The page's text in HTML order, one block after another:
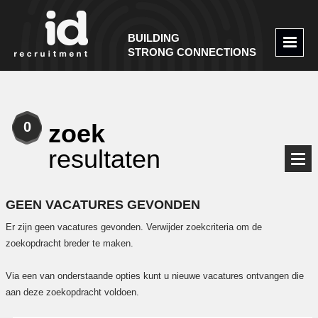
BUILDING
STRONG CONNECTIONS
zoek
resultaten
0
GEEN VACATURES GEVONDEN
Er zijn geen vacatures gevonden. Verwijder zoekcriteria om de
zoekopdracht breder te maken.
Via een van onderstaande opties kunt u nieuwe vacatures ontvangen die
aan deze zoekopdracht voldoen.